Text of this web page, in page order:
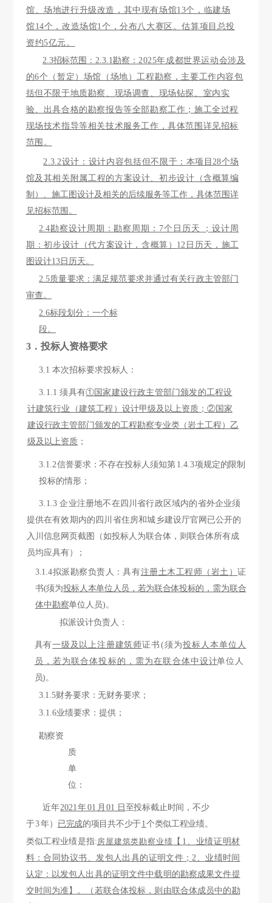
馆、场地进行升级改造，其中现有场馆13个，临建场
馆14个，改造场馆1个，分布八大赛区 。估算项目总投
资约5亿元。
2.3招标范围： 2.3.1勘察： 2025年成都世界运动会涉及
的6个（暂定）场馆（场地）工程勘察，主要工作内容包
括但不限于地质勘察、现场调查、现场钻探、室内实
验、出具合格的勘察报告等全部勘察工作；施工全过程
现场技术指导等相关技术服务工作，具体范围详见招标
范围 。
2.3.2设计：设计内容包括但不限于： 本项目 28个场
馆及其相关附属工程的方案设计、初步设计（含概算编
制）、施工图设计及相关的后续服务等工作，具体范围详
见招标范围 。
2.4勘察设计周期：勘察周期： 7个日历天
；设计周
期：初步设计（代方案设计，含概算） 1 2 日历天，施工
图设计13日历天 。
2.5质量要求：满足规范要求并通过有关行政主管部门
审查。
2.6标段划分：一个标
段。
3．投标人资格要求
3.1 本次招标要求投标人：
3.1.1 须具有①国家建设行政主管部门颁发的工程设
计建筑行业（建筑工程）设计甲级及 以上资质；②国家
建设行政主管部门颁发的工程勘察专业类（岩土工程） 乙
级及以上资质 ；
3.1.2信誉要求：不存在投标人须知第 1.4.3项规定的限制
投标的情形；
3.1.3 企业注册地不在四川省行政区域内的省外企业须
提供在有效期内的四川省住房和城 乡建设厅官网已公开的
入川信息网页截图（如投标人为联合体，则联合体所有成
员均应具有）；
3.1.4拟派勘察负责人：具有注册土木工程师（岩土）证
书(须为投标人本单位人员，若为联合体投标的， 需为联合
体中勘察单位人员)。
拟派设计负责人：
具有一级及以上注册建筑师证书 (须为投标人本单位人
员，若为联合体投标的，需为在联合体中设计单位 人
员)。
3.1.5财务要求：无财务要求；
3.1.6业绩要求：提供；
勘察资
质
单
位：
近年2021年01 月 01 日 至投标截止时间，不少
于3年） 已完成的项目共不少于1个类似工程业绩。
类似工程业绩是指: 房屋建筑类勘察业绩 【 1、业绩证明材
料：合同协议书、发包人出具的证明文件； 2、业绩时间
认定：以发包人出具的证明文件中载明的勘察成果文件提
交时间为准】。（若联合体投标，则由联合体成员中的勘